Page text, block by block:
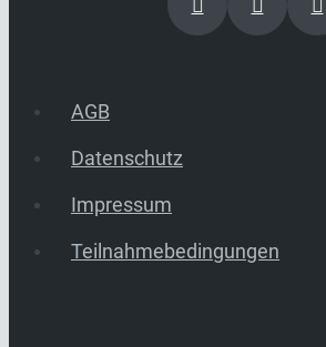
AGB
Datenschutz
Impressum
Teilnahmebedingungen